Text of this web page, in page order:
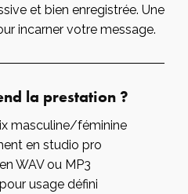
et bien enregistrée. Une
incarner votre message.
la prestation ?
masculine/féminine
en studio pro
WAV ou MP3
usage défini